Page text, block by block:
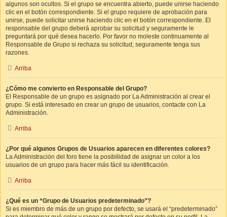
algunos son ocultos. Si el grupo se encuentra abierto, puede unirse haciendo
clic en el botón correspondiente. Si el grupo requiere de aprobación para
unirse, puede solicitar unirse haciendo clic en el botón correspondiente. El
responsable del grupo deberá aprobar su solicitud y seguramente le
preguntará por qué desea hacerlo. Por favor no moleste continuamente al
Responsable de Grupo si rechaza su solicitud; seguramente tenga sus
razones.
Arriba
¿Cómo me convierto en Responsable del Grupo?
El Responsable de un grupo es asignado por La Administración al crear el
grupo. Si está interesado en crear un grupo de usuarios, contacte con La
Administración.
Arriba
¿Por qué algunos Grupos de Usuarios aparecen en diferentes colores?
La Administración del foro tiene la posibilidad de asignar un color a los
usuarios de un grupo para hacer más fácil su identificación.
Arriba
¿Qué es un “Grupo de Usuarios predeterminado”?
Si es miembro de más de un grupo por defecto, se usará el “predeterminado”